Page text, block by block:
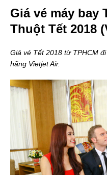
Giá vé máy bay
Thuột Tết 2018
Giá vé Tết 2018 từ TPHCM
hãng Vietjet Air.